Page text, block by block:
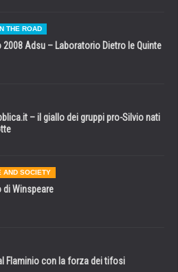
THE ROAD
2008 Adsu – Laboratorio Dietro le Quinte
– il giallo dei gruppi pro-Silvio nati
AND SOCIETY
di Winspeare
Flaminio con la forza dei tifosi